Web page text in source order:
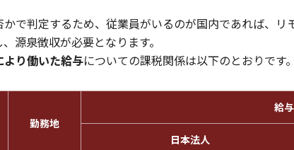
で判定するため、従業員がいるのが国内であれば、リ
源泉徴収が必要となります。
より働いた給与についての課税関係は以下のとおりです。
勤務地
給
日本法人